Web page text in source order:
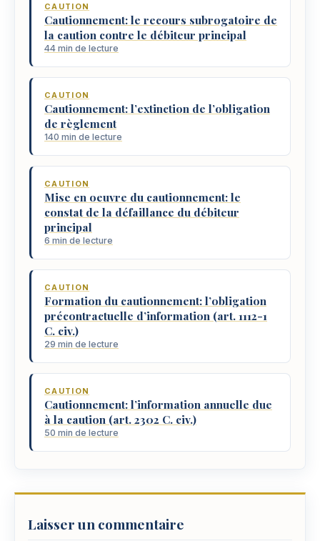
CAUTION
Cautionnement: le recours subrogatoire de
la caution contre le débiteur principal
44 min de lecture
CAUTION
Cautionnement: l’extinction de l’obligation
de règlement
140 min de lecture
CAUTION
Mise en oeuvre du cautionnement: le
constat de la défaillance du débiteur
principal
6 min de lecture
CAUTION
Formation du cautionnement: l’obligation
précontractuelle d’information (art. 1112-1
C. civ.)
29 min de lecture
CAUTION
Cautionnement: l’information annuelle due
à la caution (art. 2302 C. civ.)
50 min de lecture
Laisser un commentaire